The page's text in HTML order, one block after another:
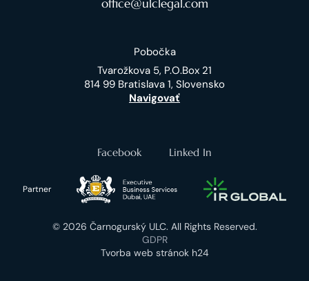
office@ulclegal.com
Pobočka
Tvarožkova 5, P.O.Box 21
814 99 Bratislava 1, Slovensko
Navigovať
Facebook Linked In
Partner
© 2026 Čarnogurský ULC. All Rights Reserved.
GDPR
Tvorba web stránok h24